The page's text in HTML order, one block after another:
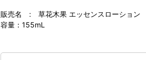
販売名 : 草花木果 エッセンスローション
容量：155mL